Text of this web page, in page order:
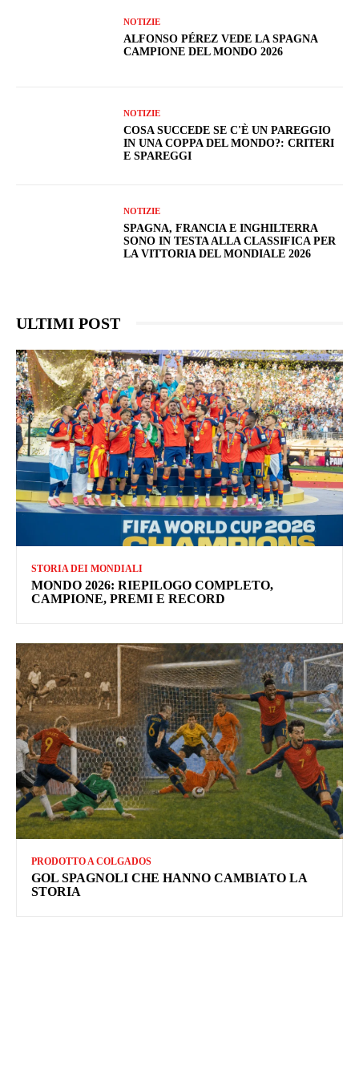
NOTIZIE
ALFONSO PÉREZ VEDE LA SPAGNA
CAMPIONE DEL MONDO 2026
NOTIZIE
COSA SUCCEDE SE C'È UN PAREGGIO
IN UNA COPPA DEL MONDO?: CRITERI
E SPAREGGI
NOTIZIE
SPAGNA, FRANCIA E INGHILTERRA
SONO IN TESTA ALLA CLASSIFICA PER
LA VITTORIA DEL MONDIALE 2026
ULTIMI POST
STORIA DEI MONDIALI
MONDO 2026: RIEPILOGO COMPLETO,
CAMPIONE, PREMI E RECORD
PRODOTTO A COLGADOS
GOL SPAGNOLI CHE HANNO CAMBIATO LA
STORIA